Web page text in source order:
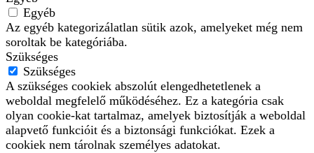
Egyéb
Az egyéb kategorizálatlan sütik azok, amelyeket még nem
soroltak be kategóriába.
Szükséges
Szükséges
A szükséges cookiek abszolút elengedhetetlenek a
weboldal megfelelő működéséhez. Ez a kategória csak
olyan cookie-kat tartalmaz, amelyek biztosítják a weboldal
alapvető funkcióit és a biztonsági funkciókat. Ezek a
cookiek nem tárolnak személyes adatokat.